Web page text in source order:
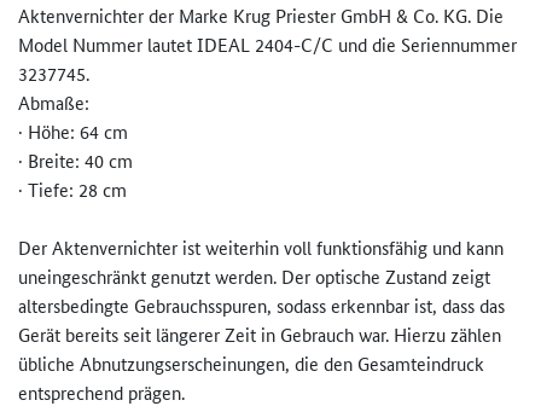
Aktenvernichter der Marke Krug Priester GmbH & Co. KG. Die
Model Nummer lautet IDEAL 2404-C/C und die Seriennummer
3237745.
Abmaße:
· Höhe: 64 cm
· Breite: 40 cm
· Tiefe: 28 cm
Der Aktenvernichter ist weiterhin voll funktionsfähig und kann
uneingeschränkt genutzt werden. Der optische Zustand zeigt
altersbedingte Gebrauchsspuren, sodass erkennbar ist, dass das
Gerät bereits seit längerer Zeit in Gebrauch war. Hierzu zählen
übliche Abnutzungserscheinungen, die den Gesamteindruck
entsprechend prägen.